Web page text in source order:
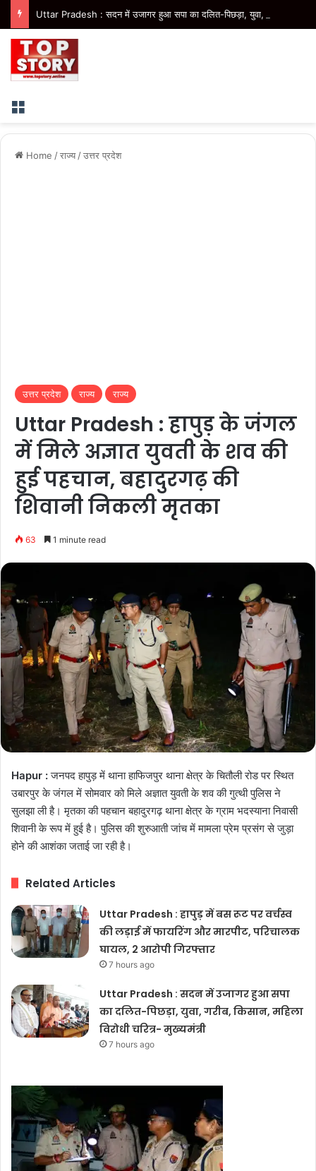
Menu
Home /राज्य /उत्तर प्रदेश
उत्तर प्रदेश राज्य राज्य
Uttar Pradesh : हापुड़ के जंगल
में मिले अज्ञात युवती के शव की
हुई पहचान, बहादुरगढ़ की
शिवानी निकली मृतका
63 1 minute read
Hapur :जनपद हापुड़ में थाना हाफिजपुर थाना क्षेत्र के चितौली रोड पर स्थित
उबारपुर के जंगल में सोमवार को मिले अज्ञात युवती के शव की गुत्थी पुलिस ने
सुलझा ली है। मृतका की पहचान बहादुरगढ़ थाना क्षेत्र के ग्राम भदस्याना निवासी
शिवानी के रूप में हुई है। पुलिस की शुरुआती जांच में मामला प्रेम प्रसंग से जुड़ा
होने की आशंका जताई जा रही है।
Related Articles
Uttar Pradesh : हापुड़ में बस रूट पर वर्चस्व
की लड़ाई में फायरिंग और मारपीट, परिचालक
घायल, 2 आरोपी गिरफ्तार
7 hours ago
Uttar Pradesh : सदन में उजागर हुआ सपा
का दलित-पिछड़ा, युवा, गरीब, किसान, महिला
विरोधी चरित्र- मुख्यमंत्री
7 hours ago